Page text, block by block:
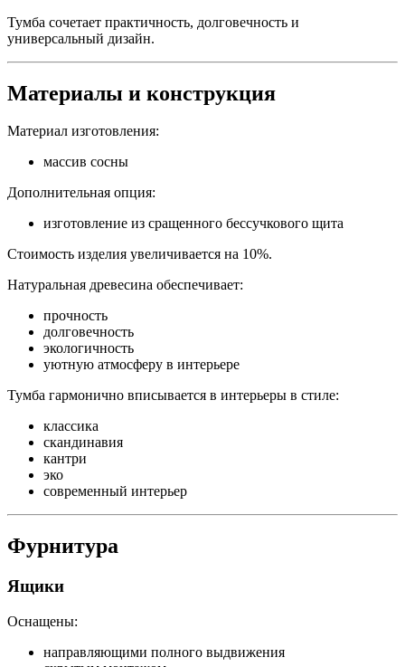
Тумба сочетает практичность, долговечность и
универсальный дизайн.
Материалы и конструкция
Материал изготовления:
массив сосны
Дополнительная опция:
изготовление из сращенного бессучкового щита
Стоимость изделия увеличивается на 10%.
Натуральная древесина обеспечивает:
прочность
долговечность
экологичность
уютную атмосферу в интерьере
Тумба гармонично вписывается в интерьеры в стиле:
классика
скандинавия
кантри
эко
современный интерьер
Фурнитура
Ящики
Оснащены:
направляющими полного выдвижения